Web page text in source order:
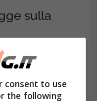
sulla
consent to use
the following